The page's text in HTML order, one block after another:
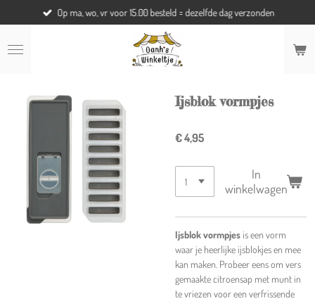
direct
naar
de
Op ma, wo, vr voor 15.00 besteld = dezelfde dag verzonden
Ijsblok vormpjes
€ 4,95
In
winkelwagen
Ijsblok vormpjes is een vorm
waar je heerlijke ijsblokjes en mee
kan maken. Probeer eens om vers
gemaakte citroensap met munt in
te vriezen voor een verfrissende